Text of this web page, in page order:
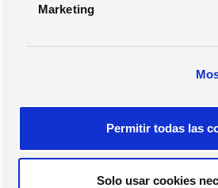
n
Marketing
Permitir todas las
Solo usar cookies
electrónico, referencia al sistema
programa de facturacióno software
la legislación y transformar tu
Revisa tu sistema de